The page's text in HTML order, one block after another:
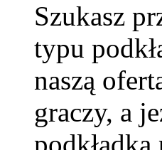
Szukasz
typu
naszą
graczy, a